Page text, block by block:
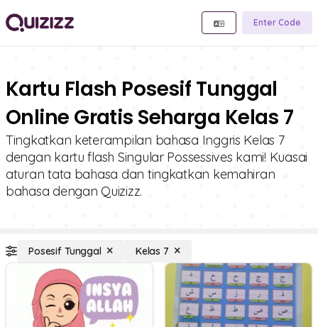
Enter Code
Kartu Flash Posesif Tunggal
Online Gratis Seharga Kelas 7
Tingkatkan keterampilan bahasa Inggris Kelas 7
dengan kartu flash Singular Possessives kami! Kuasai
aturan tata bahasa dan tingkatkan kemahiran
bahasa dengan Quizizz.
Posesif Tunggal Kelas 7